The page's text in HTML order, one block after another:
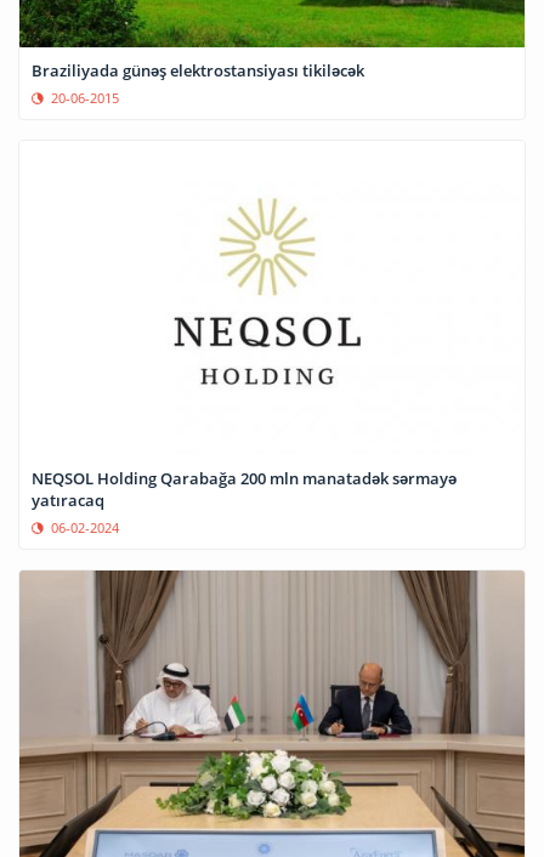
Braziliyada günəş elektrostansiyası tikiləcək
20-06-2015
NEQSOL Holding Qarabağa 200 mln manatadək sərmayə
yatıracaq
06-02-2024